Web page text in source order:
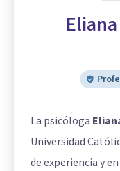
La psicóloga
Universidad
de experiencia y